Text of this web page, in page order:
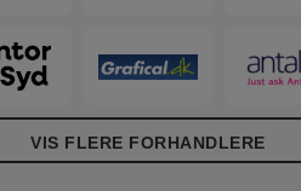
VIS FLERE FORHANDLERE